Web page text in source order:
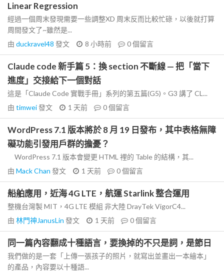
Linear Regression
經過一個周末發現需要一些調整XD 周末反而比較忙碌，以後就打算
周間發文了~雖然是...
由 duckravel48 發文 8 小時前 0個留言
Claude code 新手篇 5：換 section 不斷線 — 把「當下
進度」交接給下一個對話
這是「Claude Code 實戰手冊」系列的第五篇(G5)。G3 講了 CL...
由 timwei發文 1 天前 0個留言
WordPress 7.1 版本將於 8 月 19 日發布，其中表格無障
礙功能引發用戶群的擔憂？
WordPress 7.1 版本會變更 HTML 裡的 Table 的結構，其...
由 Mack Chan 發文 1 天前 0個留言
船舶應用，近海 4G LTE，航運 Starlink 整合運用
整機台灣製 MIT，4G LTE 模組 非大陸 DrayTek VigorC4...
由 林門神JanusLin 發文 1 天前 0個留言
同一篇內容翻成十種語言，要換掉的不只是詞，是節日
我們做的是一套「上傳一張孩子的照片，就寫出並畫出一本繪本」
的產品，內容要以十種語...